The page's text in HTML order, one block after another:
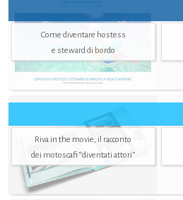
Come diventare hostess
e steward di bordo
Riva in the movie, il racconto
dei motoscafi “diventati attori”